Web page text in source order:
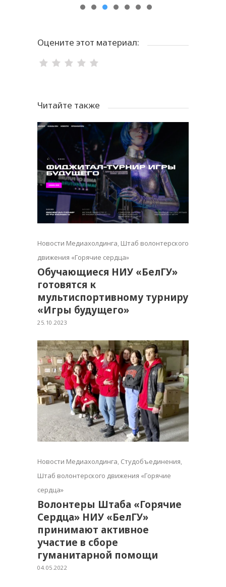
Оцените этот материал:
Читайте также
Новости Медиахолдинга, Штаб волонтерского
движения «Горячие сердца»
Обучающиеся НИУ «БелГУ»
готовятся к
мультиспортивному турниру
«Игры будущего»
25.10.2023
Новости Медиахолдинга, Студобъединения,
Штаб волонтерского движения «Горячие
сердца»
Волонтеры Штаба «Горячие
Сердца» НИУ «БелГУ»
принимают активное
участие в сборе
гуманитарной помощи
04.05.2022